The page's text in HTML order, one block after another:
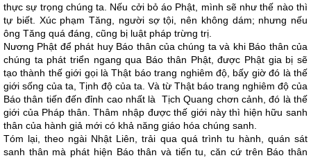
thực sự trọng chúng ta. Nếu cởi bỏ áo Phật, mình sẽ như thế nào thì
tự biết. Xúc phạm Tăng, người sợ tội, nên không dám; nhưng nếu
ông Tăng quá đáng, cũng bị luật pháp trừng trị.
Nương Phật để phát huy Báo thân của chúng ta và khi Báo thân của
chúng ta phát triển ngang qua Báo thân Phật, được Phật gia bị sẽ
tạo thành thế giới gọi là Thật báo trang nghiêm độ, bấy giờ đó là thế
giới sống của ta, Tịnh độ của ta. Và từ Thật báo trang nghiêm độ của
Báo thân tiến đến đỉnh cao nhất là Tịch Quang chơn cảnh, đó là thế
giới của Pháp thân. Thâm nhập được thế giới này thì hiện hữu sanh
thân của hành giả mới có khả năng giáo hóa chúng sanh.
Tóm lại, theo ngài Nhật Liên, trải qua quá trình tu hành, quán sát
sanh thân mà phát hiện Báo thân và tiến tu, căn cứ trên Báo thân